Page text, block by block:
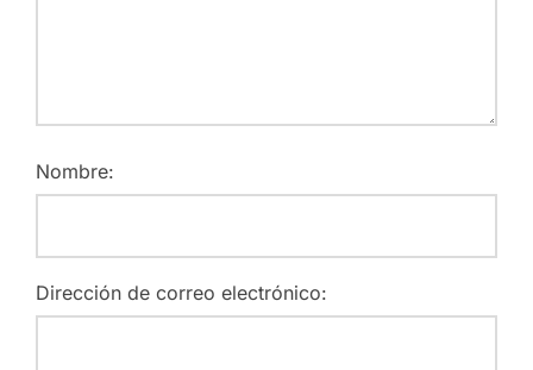
Nombre:
Dirección de correo electrónico: